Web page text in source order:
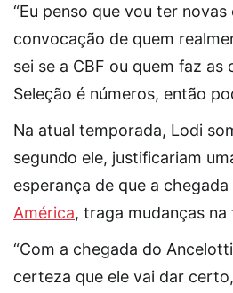
“Eu penso que vou ter
convocação de quem
sei se a CBF ou quem faz
Seleção é números, então
Na atual temporada, Lodi
segundo ele, justificariam
esperança de que a chegada
América, traga mudanças
“Com a chegada do
certeza que ele vai dar